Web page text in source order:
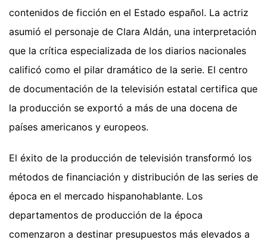
contenidos de ficción en el Estado español. La actriz
asumió el personaje de Clara Aldán, una interpretación
que la crítica especializada de los diarios nacionales
calificó como el pilar dramático de la serie. El centro
de documentación de la televisión estatal certifica que
la producción se exportó a más de una docena de
países americanos y europeos.
El éxito de la producción de televisión transformó los
métodos de financiación y distribución de las series de
época en el mercado hispanohablante. Los
departamentos de producción de la época
comenzaron a destinar presupuestos más elevados a